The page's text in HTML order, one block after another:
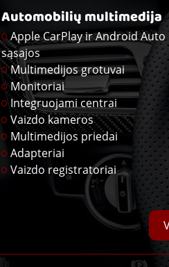
Automobilių multimedija
Apple CarPlay ir Android Auto
sąsajos
Multimedijos grotuvai
Monitoriai
Integruojami centrai
Vaizdo kameros
Multimedijos priedai
Adapteriai
Vaizdo registratoriai